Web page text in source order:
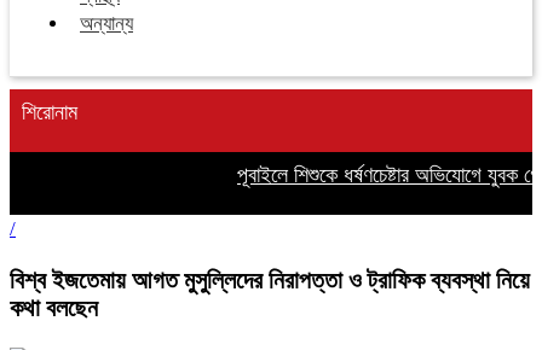
অন্যান্য
শিরোনাম
পূবাইলে শিশুকে ধর্ষণচেষ্টার অভিযোগে যুবক
/
বিশ্ব ইজতেমায় আগত মুসুল্লিদের নিরাপত্তা ও ট্রাফিক ব্যবস্থা নিয়ে
কথা বলছেন